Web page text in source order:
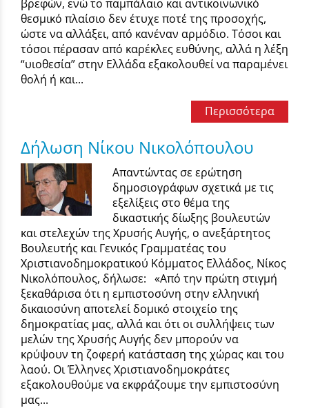
βρεφών, ενώ το παμπάλαιο και αντικοινωνικό
θεσμικό πλαίσιο δεν έτυχε ποτέ της προσοχής,
ώστε να αλλάξει, από κανέναν αρμόδιο. Τόσοι και
τόσοι πέρασαν από καρέκλες ευθύνης, αλλά η λέξη
“υιοθεσία” στην Ελλάδα εξακολουθεί να παραμένει
θολή ή και...
Περισσότερα
Δήλωση Νίκου Νικολόπουλου
Απαντώντας σε ερώτηση
δημοσιογράφων σχετικά με τις
εξελίξεις στο θέμα της
δικαστικής δίωξης βουλευτών
και στελεχών της Χρυσής Αυγής, ο ανεξάρτητος
Βουλευτής και Γενικός Γραμματέας του
Χριστιανοδημοκρατικού Κόμματος Ελλάδος, Νίκος
Νικολόπουλος, δήλωσε: «Από την πρώτη στιγμή
ξεκαθάρισα ότι η εμπιστοσύνη στην ελληνική
δικαιοσύνη αποτελεί δομικό στοιχείο της
δημοκρατίας μας, αλλά και ότι οι συλλήψεις των
μελών της Χρυσής Αυγής δεν μπορούν να
κρύψουν τη ζοφερή κατάσταση της χώρας και του
λαού. Οι Έλληνες Χριστιανοδημοκράτες
εξακολουθούμε να εκφράζουμε την εμπιστοσύνη
μας...